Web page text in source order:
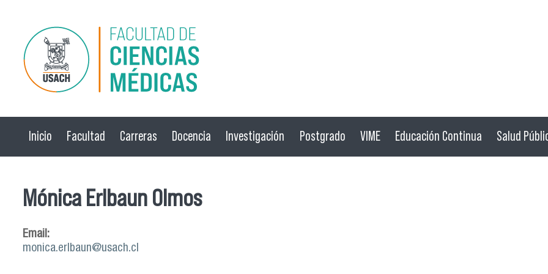
Pasar al contenido principal
Inicio Facultad Carreras Docencia Investigación Postgrado VIME Educación Continua Salud
Mónica Erlbaun Olmos
Email:
monica.erlbaun@usach.cl